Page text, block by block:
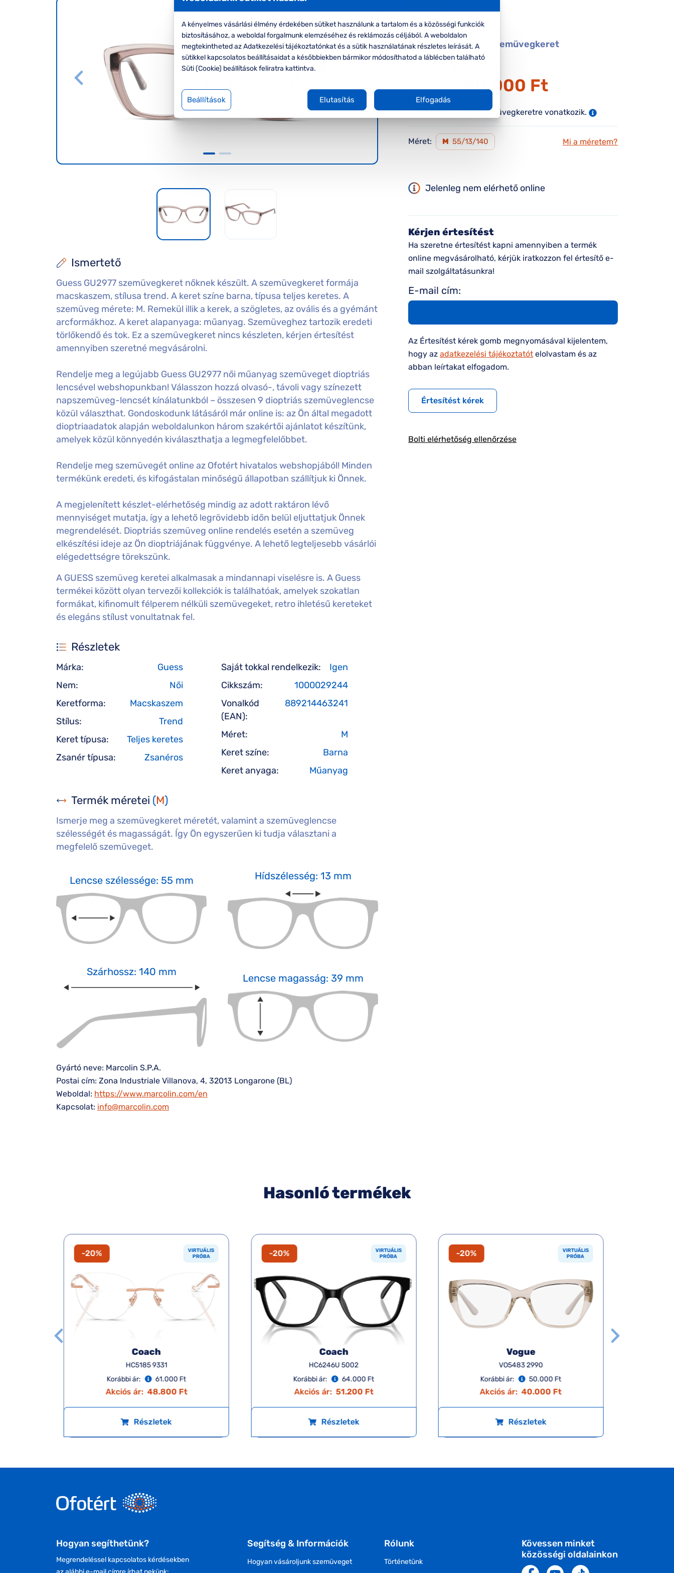
Ismertető
Guess GU2977 szemüvegkeret nőknek készült. A szemüvegkeret formája
macskaszem, stílusa trend. A keret színe barna, típusa teljes keretes. A
szemüveg mérete: M. Remekül illik a kerek, a szögletes, az ovális és a gyémánt
arcformákhoz. A keret alapanyaga: műanyag. Szemüveghez tartozik eredeti
törlőkendő és tok. Ez a szemüvegkeret nincs készleten, kérjen értesítést
amennyiben szeretné megvásárolni.
Rendelje meg a legújabb Guess GU2977 női műanyag szemüveget dioptriás
lencsével webshopunkban! Válasszon hozzá olvasó-, távoli vagy színezett
napszemüveg-lencsét kínálatunkból – összesen 9 dioptriás szemüveglencse
közül választhat. Gondoskodunk látásáról már online is: az Ön által megadott
dioptriaadatok alapján weboldalunkon három szakértői ajánlatot készítünk,
amelyek közül könnyedén kiválaszthatja a legmegfelelőbbet.
Rendelje meg szemüvegét online az Ofotért hivatalos webshopjából! Minden
termékünk eredeti, és kifogástalan minőségű állapotban szállítjuk ki Önnek.
A megjelenített készlet-elérhetőség mindig az adott raktáron lévő
mennyiséget mutatja, így a lehető legrövidebb időn belül eljuttatjuk Önnek
megrendelését. Dioptriás szemüveg online rendelés esetén a szemüveg
elkészítési ideje az Ön dioptriájának függvénye. A lehető legteljesebb vásárlói
elégedettségre törekszünk.
A GUESS szemüveg keretei alkalmasak a mindannapi viselésre is. A Guess
termékei között olyan tervezői kollekciók is találhatóak, amelyek szokatlan
formákat, kifinomult félperem nélküli szemüvegeket, retro ihletésű kereteket
és elegáns stílust vonultatnak fel.
Részletek
Márka:
Guess
Nem:
Női
Keretforma:
Macskaszem
Stílus:
Trend
Keret típusa:
Teljes keretes
Zsanér típusa:
Zsanéros
Saját tokkal rendelkezik:
Igen
Cikkszám:
1000029244
Vonalkód
(EAN):
889214463241
Méret:
M
Keret színe:
Barna
Keret anyaga:
Műanyag
Termék méretei (M)
Ismerje meg a szemüvegkeret méretét, valamint a szemüveglencse
szélességét és magasságát. Így Ön egyszerűen ki tudja választani a
megfelelő szemüveget.
Lencse szélessége: 55 mm Hídszélesség: 13 mm
Szárhossz: 140 mm
Lencse magasság: 39 mm
Gyártó neve: Marcolin S.P.A.
Postai cím: Zona Industriale Villanova, 4, 32013 Longarone (BL)
Weboldal: https://www.marcolin.com/en
Kapcsolat: info@marcolin.com
Guess
Guess GU2977 női szemüvegkeret
Akciós ár: 40.000 Ft
A feltűntetett ár a szemüvegkeretre vonatkozik.
Méret: M 55/13/140 Mi a méretem?
Jelenleg nem elérhető online
Kérjen értesítést
Ha szeretne értesítést kapni amennyiben a termék
online megvásárolható, kérjük iratkozzon fel értesítő e-
mail szolgáltatásunkra!
E-mail cím:
Az Értesítést kérek gomb megnyomásával kijelentem,
hogy az adatkezelési tájékoztatót elolvastam és az
abban leírtakat elfogadom.
Értesítést kérek
Bolti elérhetőség ellenőrzése
Hasonló termékek
-20%
VIRTUÁLIS
PRÓBA
Coach
HC5185 9331
Korábbi ár:
61.000 Ft
Akciós ár: 48.800 Ft
Részletek
-20%
VIRTUÁLIS
PRÓBA
Coach
HC6246U 5002
Korábbi ár:
64.000 Ft
Akciós ár: 51.200 Ft
Részletek
-20%
VIRTUÁLIS
PRÓBA
Vogue
VO5483 2990
Korábbi ár:
50.000 Ft
Akciós ár: 40.000 Ft
Részletek
Hogyan segíthetünk?
Megrendeléssel kapcsolatos kérdésekben
Segítség & Információk
Hogyan vásároljunk szemüveget
Rólunk
Történetünk
Kövessen minket
közösségi oldalainkon
A kényelmes vásárlási élmény érdekében sütiket használunk a tartalom és a közösségi funkciók
biztosításához, a weboldal forgalmunk elemzéséhez és reklámozás céljából. A weboldalon
megtekintheted az Adatkezelési tájékoztatónkat és a sütik használatának részletes leírását. A
sütikkel kapcsolatos beállításaidat a későbbiekben bármikor módosíthatod a láblécben található
Süti (Cookie) beállítások feliratra kattintva.
Beállítások Elutasítás Elfogadás